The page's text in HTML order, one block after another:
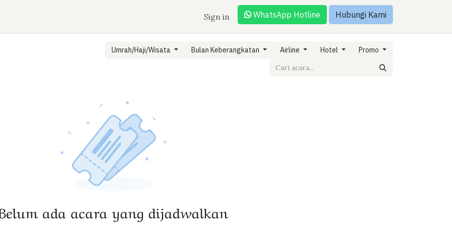
Sign in WhatsApp Hotline Hubungi Kami
Umrah/Haji/Wisata Bulan Keberangkatan Airline Hotel Promo
ada acara yang dijadwalkan